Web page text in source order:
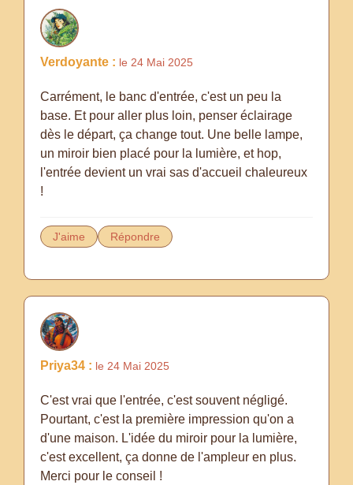
Verdoyante : le 24 Mai 2025
Carrément, le banc d'entrée, c'est un peu la
base. Et pour aller plus loin, penser éclairage
dès le départ, ça change tout. Une belle lampe,
un miroir bien placé pour la lumière, et hop,
l'entrée devient un vrai sas d'accueil chaleureux
!
J'aime Répondre
Priya34 : le 24 Mai 2025
C'est vrai que l'entrée, c'est souvent négligé.
Pourtant, c'est la première impression qu'on a
d'une maison. L'idée du miroir pour la lumière,
c'est excellent, ça donne de l'ampleur en plus.
Merci pour le conseil !